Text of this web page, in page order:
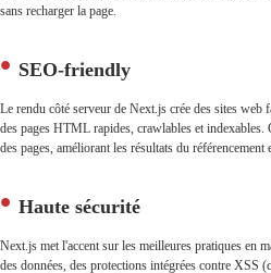
sans recharger la page.
SEO-friendly
Le rendu côté serveur de Next.js crée des sites web
des pages HTML rapides, crawlables et indexables.
des pages, améliorant les résultats du référencement
Haute sécurité
Next.js met l'accent sur les meilleures pratiques en
des données, des protections intégrées contre XSS